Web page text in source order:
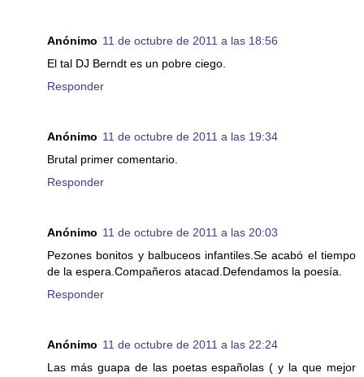
Anónimo 11 de octubre de 2011 a las 18:56
El tal DJ Berndt es un pobre ciego.
Responder
Anónimo 11 de octubre de 2011 a las 19:34
Brutal primer comentario.
Responder
Anónimo 11 de octubre de 2011 a las 20:03
Pezones bonitos y balbuceos infantiles.Se acabó el tiempo
de la espera.Compañeros atacad.Defendamos la poesía.
Responder
Anónimo 11 de octubre de 2011 a las 22:24
Las más guapa de las poetas españolas ( y la que mejor